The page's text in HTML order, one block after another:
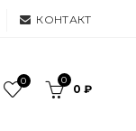
КОНТАКТ
0 0
0 ₽